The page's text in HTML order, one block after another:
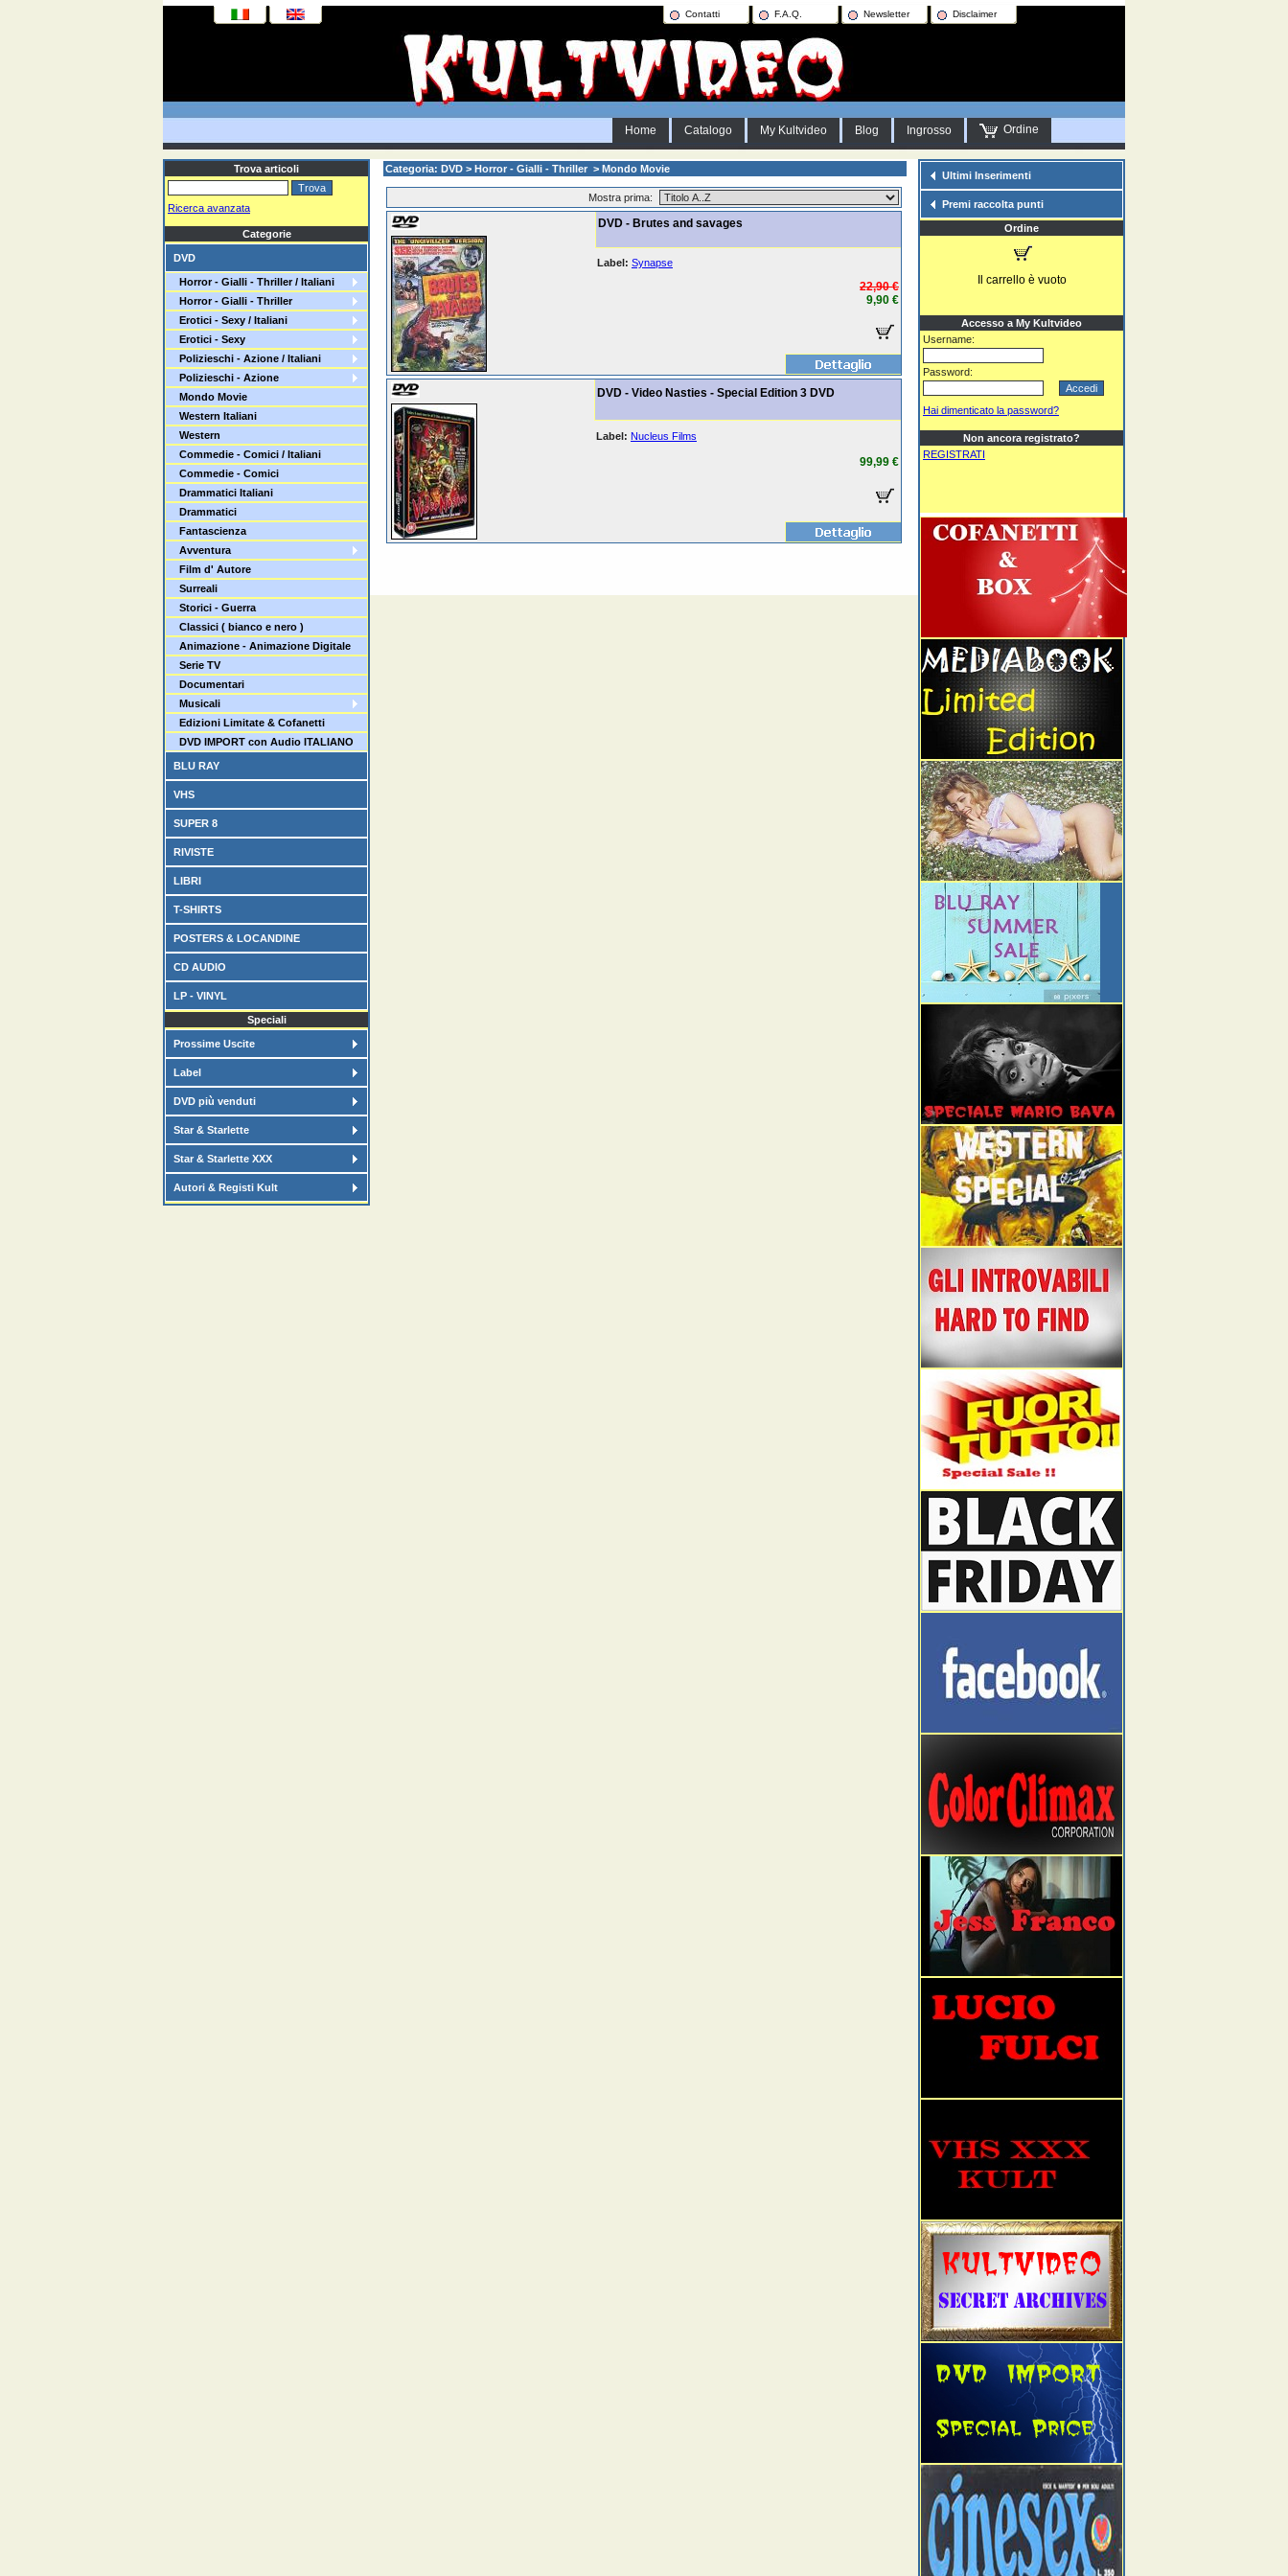
Contatti F.A.Q. Newsletter Disclaimer
Home Catalogo My Kultvideo Blog Ingrosso Ordine
Trova articoli
Ricerca avanzata
Categorie
DVD
Horror - Gialli - Thriller / Italiani
Horror - Gialli - Thriller
Erotici - Sexy / Italiani
Erotici - Sexy
Polizieschi - Azione / Italiani
Polizieschi - Azione
Mondo Movie
Western Italiani
Western
Commedie - Comici / Italiani
Commedie - Comici
Drammatici Italiani
Drammatici
Fantascienza
Avventura
Film d' Autore
Surreali
Storici - Guerra
Classici ( bianco e nero )
Animazione - Animazione Digitale
Serie TV
Documentari
Musicali
Edizioni Limitate & Cofanetti
DVD IMPORT con Audio ITALIANO
BLU RAY
VHS
SUPER 8
RIVISTE
LIBRI
T-SHIRTS
POSTERS & LOCANDINE
CD AUDIO
LP - VINYL
Speciali
Prossime Uscite
Label
DVD più venduti
Star & Starlette
Star & Starlette XXX
Autori & Registi Kult
Categoria: DVD > Horror - Gialli - Thriller > Mondo Movie
Mostra prima:
DVD - Brutes and savages
Label: Synapse
22,90 €
9,90 €
DVD - Video Nasties - Special Edition 3 DVD
Label: Nucleus Films
99,99 €
Ultimi Inserimenti
Premi raccolta punti
Ordine
Il carrello è vuoto
Accesso a My Kultvideo
Username:
Password:
Hai dimenticato la password?
Non ancora registrato?
REGISTRATI